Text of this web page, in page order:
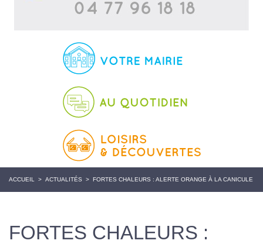
ACCUEIL > ACTUALITÉS > FORTES CHALEURS : ALERTE ORANGE À LA CANICULE
FORTES CHALEURS :